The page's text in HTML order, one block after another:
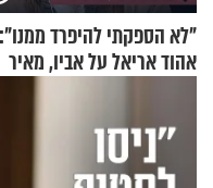
"לא הספקתי להיפרד ממנו":
אהוד אריאל על אביו, מאיר